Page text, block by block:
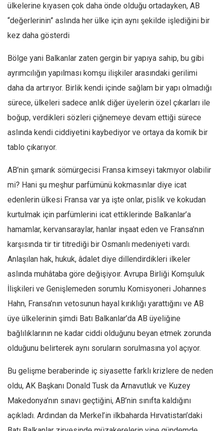
Spor
Manzara
Gıda-Beslenme
Türkiye
Siyaset
Dünya
Avrupa
Afrika
İslam Dünyası
Amerika
Avustralya
Tarih
Düşünce
Dosyalar
ülkelerine kıyasen çok daha önde olduğu ortadayken, AB
“değerlerinin” aslında her ülke için aynı şekilde işlediğini bir
kez daha gösterdi
Bölge yani Balkanlar zaten gergin bir yapıya sahip, bu gibi
ayrımcılığın yapılması komşu ilişkiler arasındaki gerilimi
daha da artırıyor. Birlik kendi içinde sağlam bir yapı olmadığı
sürece, ülkeleri sadece anlık diğer üyelerin özel çıkarları ile
boğup, verdikleri sözleri çiğnemeye devam ettiği sürece
aslında kendi ciddiyetini kaybediyor ve ortaya da komik bir
tablo çıkarıyor.
AB’nin şımarık sömürgecisi Fransa kimseyi takmıyor olabilir
mi? Hani şu meşhur parfümünü kokmasınlar diye icat
edenlerin ülkesi Fransa var ya işte onlar, pislik ve kokudan
kurtulmak için parfümlerini icat ettiklerinde Balkanlar’a
hamamlar, kervansaraylar, hanlar inşaat eden ve Fransa’nın
karşısında tir tir titrediği bir Osmanlı medeniyeti vardı.
Anlaşılan hak, hukuk, âdalet diye dillendirdikleri ilkeler
aslında muhâtaba göre değişiyoır. Avrupa Birliği Komşuluk
İlişkileri ve Genişlemeden sorumlu Komisyoneri Johannes
Hahn, Fransa’nın vetosunun hayal kırıklığı yarattığını ve AB
üye ülkelerinin şimdi Batı Balkanlar’da AB üyeliğine
bağlılıklarının ne kadar ciddi olduğunu beyan etmek zorunda
olduğunu belirterek aynı soruların sorulmasına yol açıyor.
Bu gelişme beraberinde iç siyasette farklı krizlere de neden
oldu, AK Başkanı Donald Tusk da Arnavutluk ve Kuzey
Makedonya’nın sınavı geçtiğini, AB’nin sınıfta kaldığını
açıkladı. Ardından da Merkel’in ilkbaharda Hırvatistan’daki